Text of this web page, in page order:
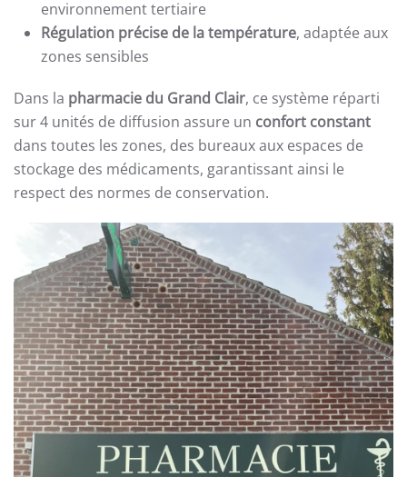
environnement tertiaire
Régulation précise de la température, adaptée aux
zones sensibles
Dans la pharmacie du Grand Clair, ce système réparti
sur 4 unités de diffusion assure un confort constant
dans toutes les zones, des bureaux aux espaces de
stockage des médicaments, garantissant ainsi le
respect des normes de conservation.